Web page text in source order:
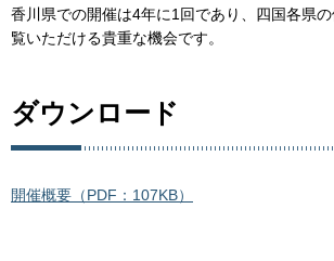
香川県での開催は4年に1回であり、四国各県
覧いただける貴重な機会です。
ダウンロード
開催概要（PDF：107KB）